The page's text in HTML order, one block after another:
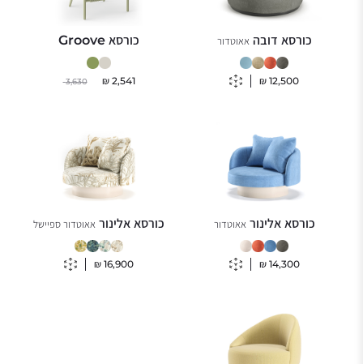
כורסא דובהאאוטדור
12,500
₪
כורסא Groove
2,541
₪
3,630
כורסא אלינוראאוטדור
14,300
₪
כורסא אלינור אאוטדור ספיישל
16,900
₪